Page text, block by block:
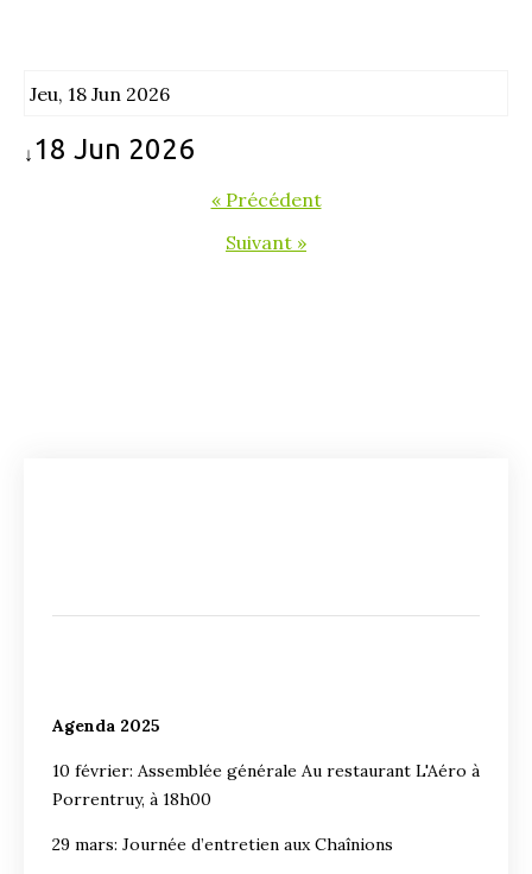
Jeu, 18 Jun 2026
↓ 18 Jun 2026
« Précédent
Suivant »
Agenda 2025
10 février: Assemblée générale Au restaurant L'Aéro à
Porrentruy, à 18h00
29 mars: Journée d’entretien aux Chaînions